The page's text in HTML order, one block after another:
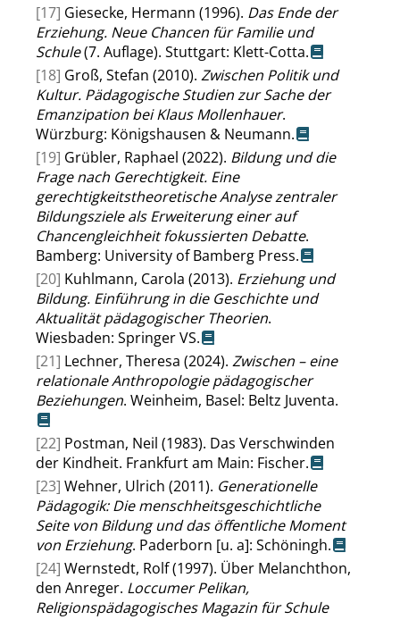
[17] Giesecke, Hermann (1996). Das Ende der
Erziehung. Neue Chancen für Familie und
Schule(7. Auflage). Stuttgart: Klett-Cotta.
[18] Groß, Stefan (2010). Zwischen Politik und
Kultur. Pädagogische Studien zur Sache der
Emanzipation bei Klaus Mollenhauer.
Würzburg: Königshausen & Neumann.
[19] Grübler, Raphael (2022). Bildung und die
Frage nach Gerechtigkeit. Eine
gerechtigkeitstheoretische Analyse zentraler
Bildungsziele als Erweiterung einer auf
Chancengleichheit fokussierten Debatte.
Bamberg: University of Bamberg Press.
[20] Kuhlmann, Carola (2013). Erziehung und
Bildung. Einführung in die Geschichte und
Aktualität pädagogischer Theorien.
Wiesbaden: Springer VS.
[21] Lechner, Theresa (2024). Zwischen – eine
relationale Anthropologie pädagogischer
Beziehungen. Weinheim, Basel: Beltz Juventa.
[22] Postman, Neil (1983). Das Verschwinden
der Kindheit. Frankfurt am Main: Fischer.
[23] Wehner, Ulrich (2011). Generationelle
Pädagogik: Die menschheitsgeschichtliche
Seite von Bildung und das öffentliche Moment
von Erziehung. Paderborn [u. a]: Schöningh.
[24] Wernstedt, Rolf (1997). Über Melanchthon,
den Anreger. Loccumer Pelikan,
Religionspädagogisches Magazin für Schule